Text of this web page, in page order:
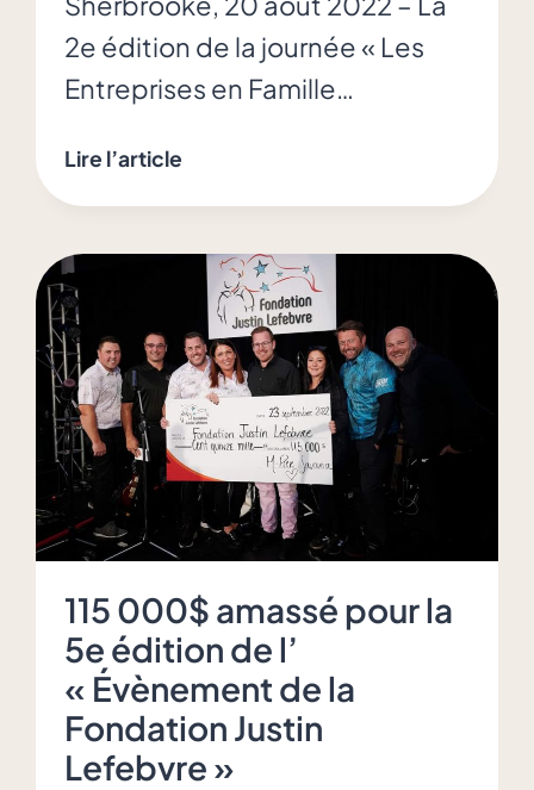
2e édition de la journée « Les
Entreprises en Famille…
Lire l’article
la
2e
édition
« Les
Entreprises
en
Famille
Banque
Nationale »
115 000$ amassé pour la
5e édition de l’
« Évènement de la
Fondation Justin
Lefebvre »